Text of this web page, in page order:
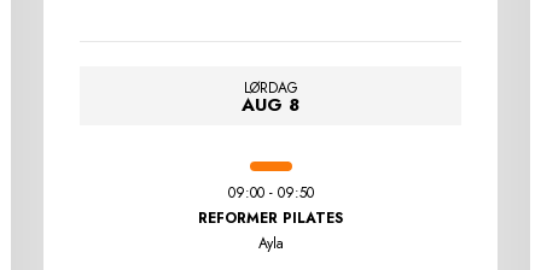
LØRDAG
AUG 8
09:00 - 09:50
REFORMER PILATES
Ayla